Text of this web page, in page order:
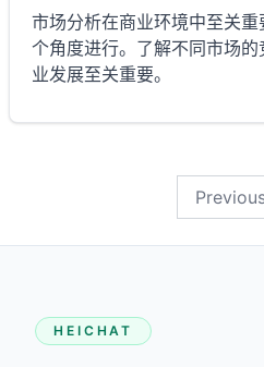
市场分析在商业环境中至关
个角度进行。了解不同市场
业发展至关重要。
HEICHAT